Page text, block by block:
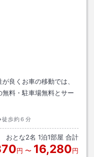
良くお車の移動では、
料・駐車場無料とサー
徒歩約６分
おとな2名 1泊1部屋 合計
円 〜 16,280円